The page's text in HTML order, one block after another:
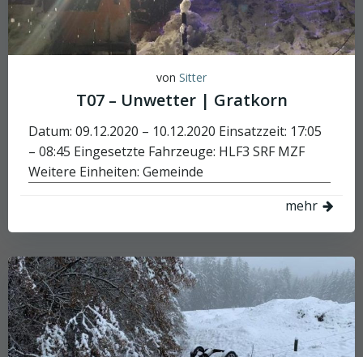
von Sitter
T07 – Unwetter | Gratkorn
Datum: 09.12.2020 – 10.12.2020 Einsatzzeit: 17:05
– 08:45 Eingesetzte Fahrzeuge: HLF3 SRF MZF
Weitere Einheiten: Gemeinde
mehr